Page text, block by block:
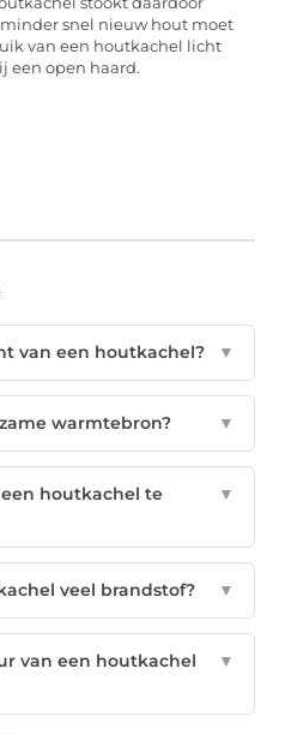
snel nieuw hout moet
van een houtkachel licht
een open haard.
van een houtkachel? ▼
warmtebron? ▼
houtkachel te
▼
veel brandstof? ▼
van een houtkachel
▼